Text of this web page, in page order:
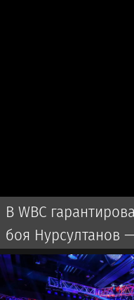
В WBC
боя Нурсултанов